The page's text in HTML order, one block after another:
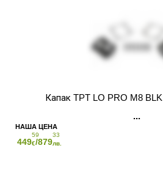
Капак TPT LO PRO M8
449
59
€/879
33
лв.